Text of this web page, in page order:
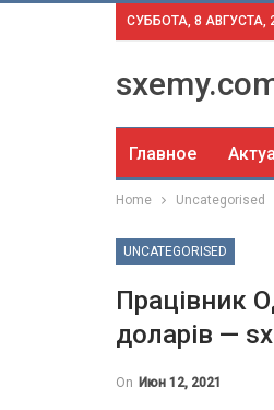
СУББОТА, 8 АВГУСТА,
Главное
Home Uncategorised
UNCATEGORISED
Працівник
доларів —
On Июн 12, 2021